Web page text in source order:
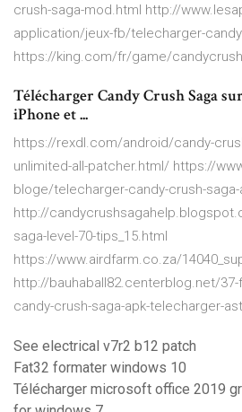
crush-saga-mod.html http://
application/jeux-fb/telecharger-
https://king.com/fr/game/candycrush
Télécharger Candy Crush Saga
iPhone et ...
https://rexdl.com/android/candy-
unlimited-all-patcher.html/ https://
bloge/telecharger-candy-crush-saga-
http://
saga-level-70-tips_15.html
https://www.airdfarm.co.za/
http://bauhaball82.centerblog.net/
candy-crush-saga-apk-telecharger-
See electrical v7r2 b12 patch
Fat32 formater windows 10
Télécharger microsoft office 2019